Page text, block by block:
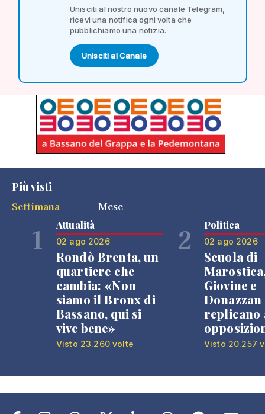
Unisciti al nostro nuovo canale Telegram,
ricevi una notifica ogni volta che
pubblichiamo una notizia.
Unisciti al Canale
Più visti
Settimana
Mese
1 Attualità
02 ago 2026
Rondò Brenta, un
quartiere che
cambia: «Non
siamo il Bronx di
Bassano, qui si
vive bene»
Visto 23.260 volte
2 Politica
02 ago 2026
Scuola di
Giovine e
Donazzan
replicano
Visto 20.257